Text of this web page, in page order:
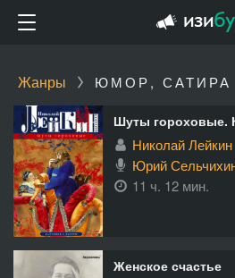
Жанры ЮМОР, САТИРА
Шуты гороховые.
Николай Лейкин
Юрий
11 ч. 12 мин.
Женское счастье